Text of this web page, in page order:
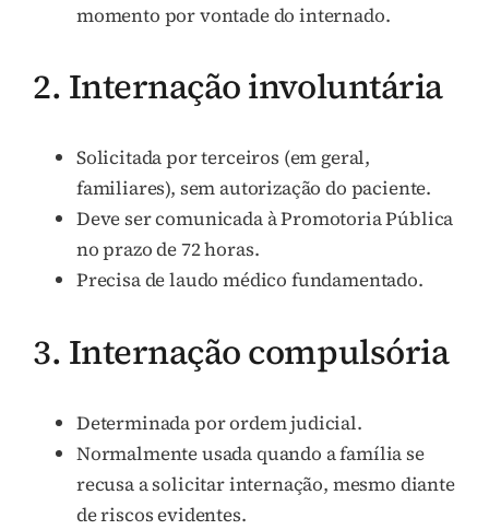
momento por vontade do internado.
2. Internação involuntária
Solicitada por terceiros (em geral,
familiares), sem autorização do paciente.
Deve ser comunicada à Promotoria Pública
no prazo de 72 horas.
Precisa de laudo médico fundamentado.
3. Internação compulsória
Determinada por ordem judicial.
Normalmente usada quando a família se
recusa a solicitar internação, mesmo diante
de riscos evidentes.